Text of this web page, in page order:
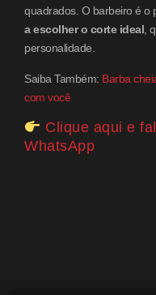
quadrados. O barbeiro é o
a escolher o corte ideal,
personalidade.
Saiba Também: Barba
com você
Clique aqui e
WhatsApp